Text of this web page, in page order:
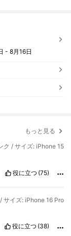
- 8月16日
もっと見る
ク / サイズ: iPhone 15
役に立つ (75)
サイズ: iPhone 16 Pro
役に立つ (38)